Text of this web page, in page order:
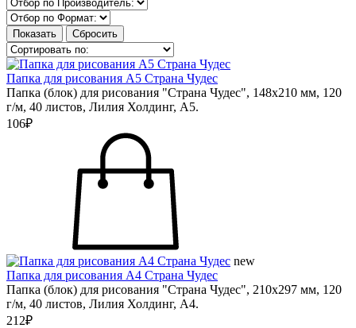
Папка для рисования А5 Страна Чудес
Папка (блок) для рисования "Страна Чудес", 148х210 мм, 120
г/м, 40 листов, Лилия Холдинг, А5.
106₽
new
Папка для рисования А4 Страна Чудес
Папка (блок) для рисования "Страна Чудес", 210х297 мм, 120
г/м, 40 листов, Лилия Холдинг, А4.
212₽